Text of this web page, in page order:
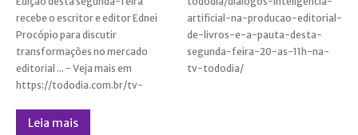
recebe o escritor e editor Ednei
Procópio para discutir
transformações no mercado
editorial ... - Veja mais em
https://tododia.com.br/tv-
artificial-na-producao-editorial-
de-livros-e-a-pauta-desta-
segunda-feira-20-as-11h-na-
tv-tododia/
Leia mais